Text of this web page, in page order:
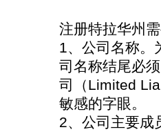
注册特拉华州
1、公司名称。
司名称结尾必
司（Limited
敏感的字眼。
2、公司主要成